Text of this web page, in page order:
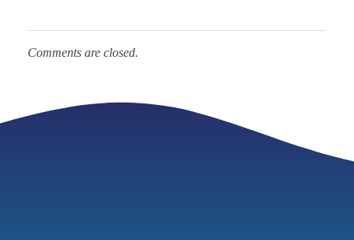
Comments are closed.